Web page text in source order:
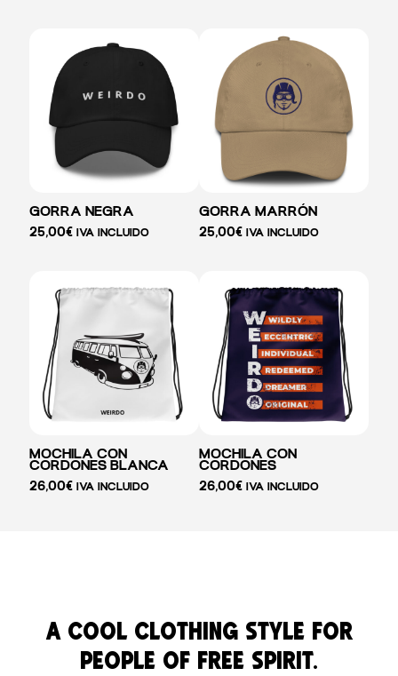
GORRA NEGRA
25,00€ IVA INCLUIDO
GORRA MARRÓN
25,00€ IVA INCLUIDO
MOCHILA CON
CORDONES BLANCA
26,00€ IVA INCLUIDO
MOCHILA CON
CORDONES
26,00€ IVA INCLUIDO
a cool clothing style for
people of free spirit.